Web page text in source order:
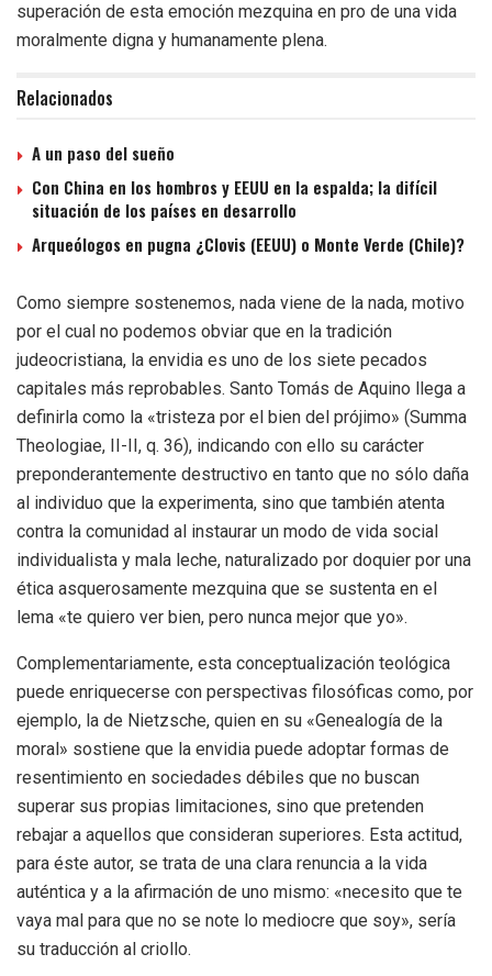
superación de esta emoción mezquina en pro de una vida
moralmente digna y humanamente plena.
Relacionados
A un paso del sueño
Con China en los hombros y EEUU en la espalda; la difícil
situación de los países en desarrollo
Arqueólogos en pugna ¿Clovis (EEUU) o Monte Verde (Chile)?
Como siempre sostenemos, nada viene de la nada, motivo
por el cual no podemos obviar que en la tradición
judeocristiana, la envidia es uno de los siete pecados
capitales más reprobables. Santo Tomás de Aquino llega a
definirla como la «tristeza por el bien del prójimo» (Summa
Theologiae, II-II, q. 36), indicando con ello su carácter
preponderantemente destructivo en tanto que no sólo daña
al individuo que la experimenta, sino que también atenta
contra la comunidad al instaurar un modo de vida social
individualista y mala leche, naturalizado por doquier por una
ética asquerosamente mezquina que se sustenta en el
lema «te quiero ver bien, pero nunca mejor que yo».
Complementariamente, esta conceptualización teológica
puede enriquecerse con perspectivas filosóficas como, por
ejemplo, la de Nietzsche, quien en su «Genealogía de la
moral» sostiene que la envidia puede adoptar formas de
resentimiento en sociedades débiles que no buscan
superar sus propias limitaciones, sino que pretenden
rebajar a aquellos que consideran superiores. Esta actitud,
para éste autor, se trata de una clara renuncia a la vida
auténtica y a la afirmación de uno mismo: «necesito que te
vaya mal para que no se note lo mediocre que soy», sería
su traducción al criollo.